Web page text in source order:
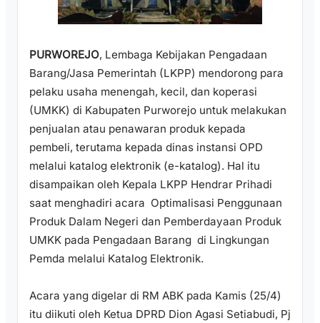
PURWOREJO, Lembaga Kebijakan Pengadaan
Barang/Jasa Pemerintah (LKPP) mendorong para
pelaku usaha menengah, kecil, dan koperasi
(UMKK) di Kabupaten Purworejo untuk melakukan
penjualan atau penawaran produk kepada
pembeli, terutama kepada dinas instansi OPD
melalui katalog elektronik (e-katalog). Hal itu
disampaikan oleh Kepala LKPP Hendrar Prihadi
saat menghadiri acara Optimalisasi Penggunaan
Produk Dalam Negeri dan Pemberdayaan Produk
UMKK pada Pengadaan Barang di Lingkungan
Pemda melalui Katalog Elektronik.
Acara yang digelar di RM ABK pada Kamis (25/4)
itu diikuti oleh Ketua DPRD Dion Agasi Setiabudi, Pj